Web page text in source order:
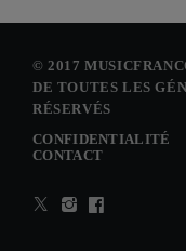
© 2017
DE TOUTES LES
RÉSERVÉS
CONFIDENTIALITÉ
CONTACT